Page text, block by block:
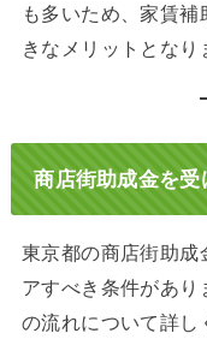
も多いため、家賃
きなメリットとなり
商店街助成金を
東京都の商店街助成
アすべき条件があ
の流れについて詳し